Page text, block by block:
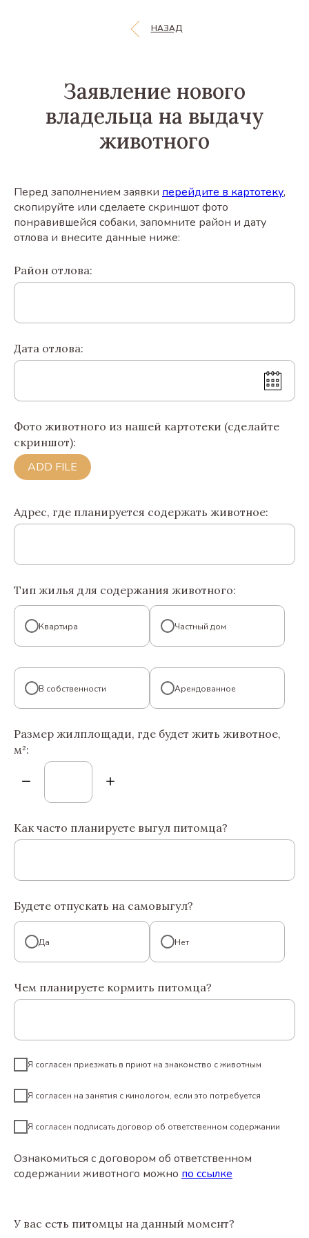
НАЗАД
Заявление нового
владельца на выдачу
животного
Перед заполнением заявки перейдите в картотеку,
скопируйте или сделаете скриншот фото
понравившейся собаки, запомните район и дату
отлова и внесите данные ниже:
Район отлова:
Дата отлова:
Фото животного из нашей картотеки (сделайте
скриншот):
ADD FILE
Адрес, где планируется содержать животное:
Тип жилья для содержания животного:
Квартира Частный дом
В собственности Арендованное
Размер жилплощади, где будет жить животное,
м²:
Как часто планируете выгул питомца?
Будете отпускать на самовыгул?
Да Нет
Чем планируете кормить питомца?
Я согласен приезжать в приют на знакомство с животным
Я согласен на занятия с кинологом, если это потребуется
Я согласен подписать договор об ответственном содержании
Ознакомиться с договором об ответственном
содержании животного можно по ссылке
У вас есть питомцы на данный момент?